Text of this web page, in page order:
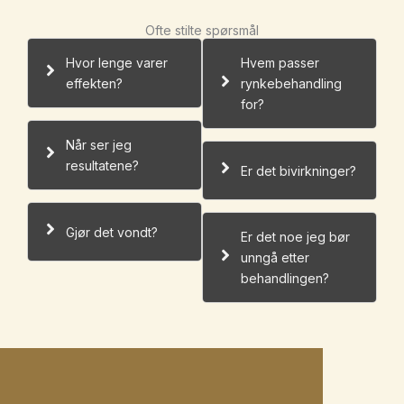
Ofte stilte spørsmål
Hvor lenge varer
effekten?
Når ser jeg
resultatene?
Gjør det vondt?
Hvem passer
rynkebehandling
for?
Er det bivirkninger?
Er det noe jeg bør
unngå etter
behandlingen?